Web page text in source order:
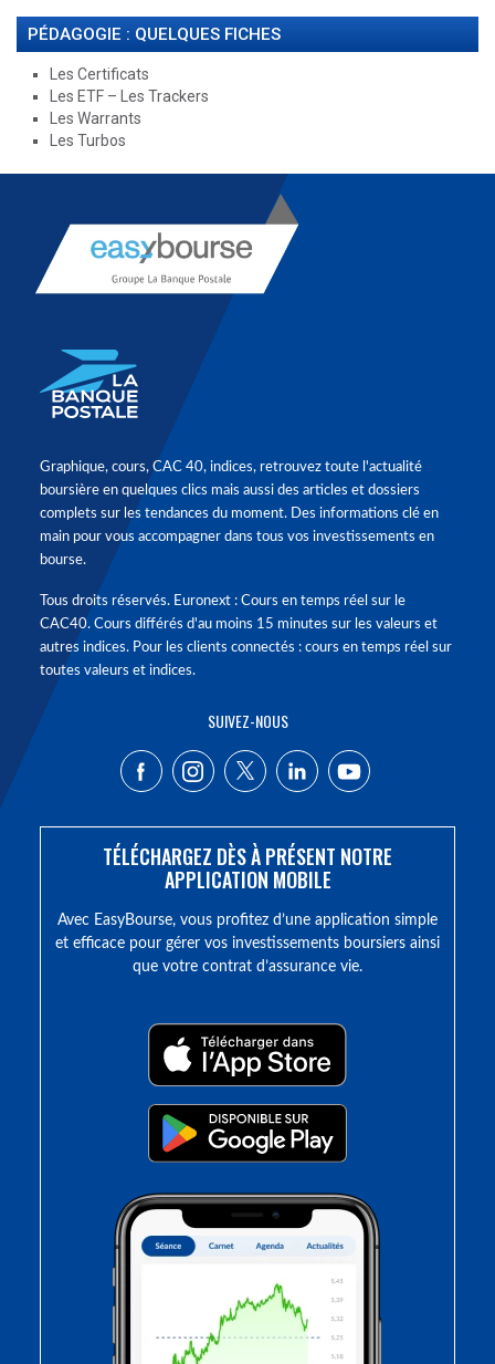
PÉDAGOGIE : QUELQUES FICHES
Les Certificats
Les ETF – Les Trackers
Les Warrants
Les Turbos
Graphique, cours, CAC 40, indices, retrouvez toute l'actualité
boursière en quelques clics mais aussi des articles et dossiers
complets sur les tendances du moment. Des informations clé en
main pour vous accompagner dans tous vos investissements en
bourse.
Tous droits réservés. Euronext : Cours en temps réel sur le
CAC40. Cours différés d'au moins 15 minutes sur les valeurs et
autres indices. Pour les clients connectés : cours en temps réel sur
toutes valeurs et indices.
SUIVEZ-NOUS
TÉLÉCHARGEZ DÈS À PRÉSENT NOTRE
APPLICATION MOBILE
Avec EasyBourse, vous profitez d’une application simple
et efficace pour gérer vos investissements boursiers ainsi
que votre contrat d’assurance vie.